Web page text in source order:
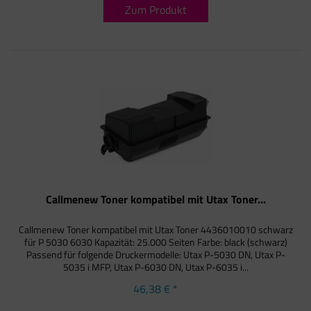
Zum Produkt
Callmenew Toner kompatibel mit Utax Toner...
Callmenew Toner kompatibel mit Utax Toner 4436010010 schwarz
für P 5030 6030 Kapazität: 25.000 Seiten Farbe: black (schwarz)
Passend für folgende Druckermodelle: Utax P-5030 DN, Utax P-
5035 i MFP, Utax P-6030 DN, Utax P-6035 i...
46,38 € *